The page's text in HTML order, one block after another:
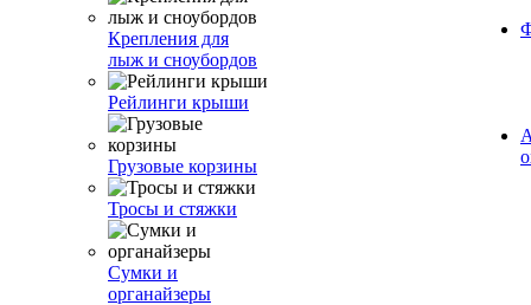
Крепления для
лыж и сноубордов
Рейлинги крыши
Грузовые корзины
Тросы и стяжки
Сумки и
органайзеры